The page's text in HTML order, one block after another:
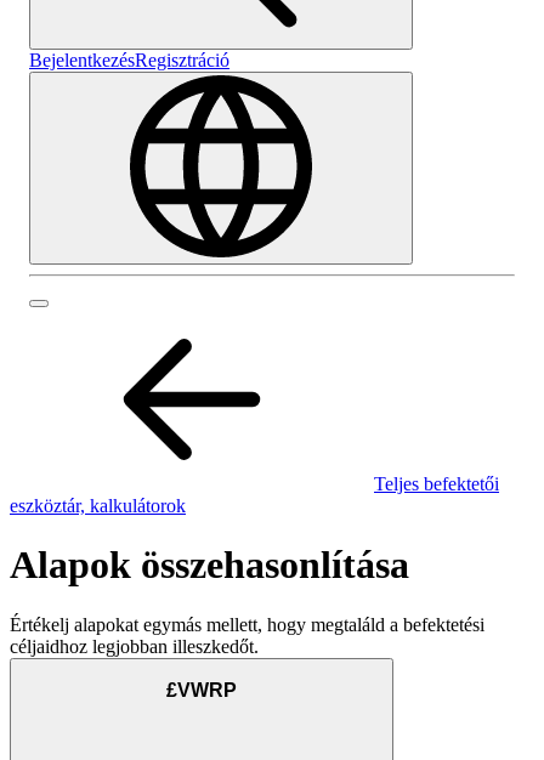
BejelentkezésRegisztráció
Teljes befektetői
eszköztár, kalkulátorok
Alapok összehasonlítása
Értékelj alapokat egymás mellett, hogy megtaláld a befektetési
céljaidhoz legjobban illeszkedőt.
£VWRP